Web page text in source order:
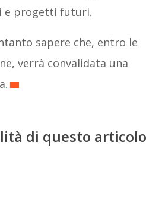
e progetti futuri.
sapere che, entro le
verrà convalidata una
di questo articolo